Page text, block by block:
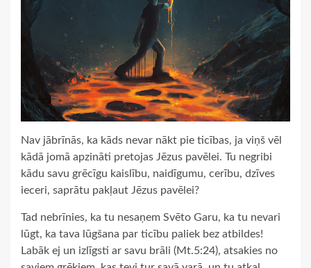
Nav jābrīnās, ka kāds nevar nākt pie ticības, ja viņš vēl
kādā jomā apzināti pretojas Jēzus pavēlei. Tu negribi
kādu savu grēcīgu kaislību, naidīgumu, cerību, dzīves
ieceri, saprātu pakļaut Jēzus pavēlei?
Tad nebrīnies, ka tu nesaņem Svēto Garu, ka tu nevari
lūgt, ka tava lūgšana par ticību paliek bez atbildes!
Labāk ej un izlīgsti ar savu brāli (Mt.5:24), atsakies no